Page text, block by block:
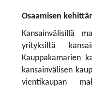
Osaamisen
Kansainvälisillä
yrityksiltä
Kauppakamarien
kansainvälisen
vientikaupan